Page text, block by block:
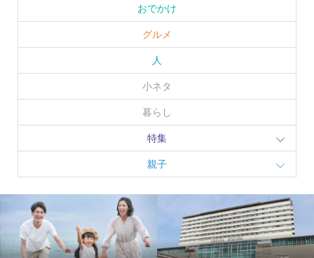
おでかけ
グルメ
人
小ネタ
暮らし
特集
親子